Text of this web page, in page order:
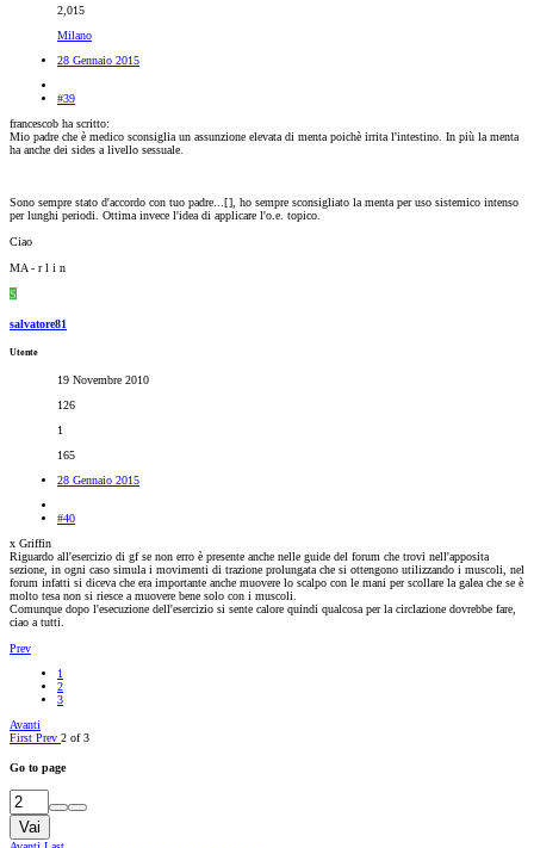
2,015
Milano
28 Gennaio 2015
#39
francescob ha scritto:
Mio padre che è medico sconsiglia un assunzione elevata di menta poichè irrita l'intestino. In più la menta
ha anche dei sides a livello sessuale.
Sono sempre stato d'accordo con tuo padre...[], ho sempre sconsigliato la menta per uso sistemico intenso
per lunghi periodi. Ottima invece l'idea di applicare l'o.e. topico.
Ciao
MA - r l i n
S
salvatore81
Utente
19 Novembre 2010
126
1
165
28 Gennaio 2015
#40
x Griffin
Riguardo all'esercizio di gf se non erro è presente anche nelle guide del forum che trovi nell'apposita
sezione, in ogni caso simula i movimenti di trazione prolungata che si ottengono utilizzando i muscoli, nel
forum infatti si diceva che era importante anche muovere lo scalpo con le mani per scollare la galea che se è
molto tesa non si riesce a muovere bene solo con i muscoli.
Comunque dopo l'esecuzione dell'esercizio si sente calore quindi qualcosa per la circlazione dovrebbe fare,
ciao a tutti.
Prev
1
2
3
Avanti
First Prev 2 of 3
Go to page
Vai